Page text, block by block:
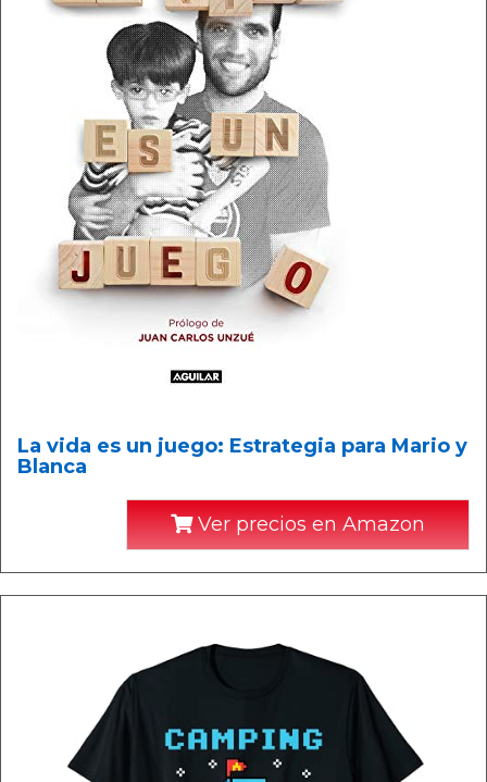
La vida es un juego: Estrategia para Mario y
Blanca
Ver precios en Amazon